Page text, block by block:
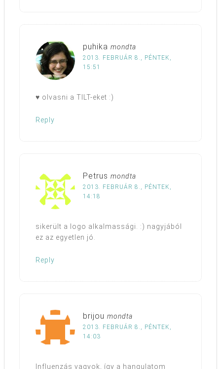
puhika mondta
2013. FEBRUÁR 8., PÉNTEK,
15:51
♥ olvasni a TILT-eket :)
Reply
Petrus mondta
2013. FEBRUÁR 8., PÉNTEK,
14:18
sikerült a logo alkalmassági. :) nagyjából
ez az egyetlen jó.
Reply
brijou mondta
2013. FEBRUÁR 8., PÉNTEK,
14:03
Influenzás vagyok, így a hangulatom